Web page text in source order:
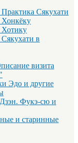
Сякухати
в
визита
Эдо и другие
Фукэ-сю и
и старинные